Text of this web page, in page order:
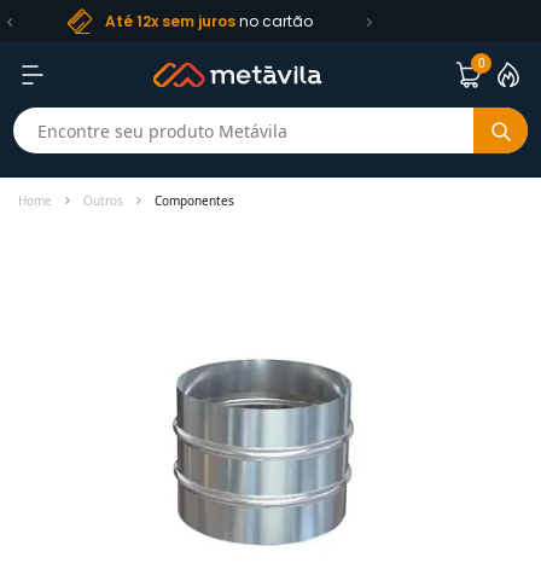
Até 12x sem jurosno cartão
0
Home Outros Componentes